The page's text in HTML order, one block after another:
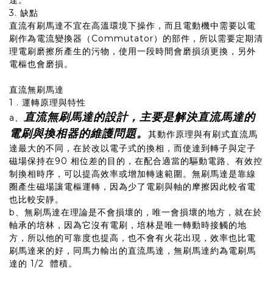
3. 缺點
直流有刷馬達不宜在高溫環境下操作，而且電動機中需要以電
刷作為電流變換器（Commutator）的部件，所以需要定期清
理電刷磨擦所產生的污物，使用一段時間會磨損須更換，另外
電樞也會磨損。
直流無刷馬達
1 . 運轉原理與特性
a、 直流無刷馬達的設計，主要是解決直流馬達的
電刷與換相器的維護問題。
其動作原理與有刷式直流馬
達最大的不同，在於改以電子式的換相，而使達到轉子與定子
磁場保持在90 相位差的目的，在配合適當的驅動電路、有效控
制換相時序，可以提高效率或增加轉速範圍。無刷馬達是靠線
圈產生磁場讓電樞運轉，因為少了電刷與軸的摩擦因此較省電
也比較安靜。
b、無刷馬達在理論是不會損壞的，唯一會損壞的地方，就在於
軸承的培林，因為它沒有電刷，培林是唯一轉動時接觸的地
方，所以他的可靠度也提高，也不會有火花出現，效率也比電
刷馬達來的好，同馬力輸出的直流馬達，無刷馬達約為電刷馬
達的 1/2 體積。